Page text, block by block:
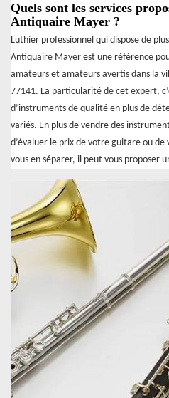
Quels sont les services
Antiquaire Mayer ?
Luthier professionnel qui dispose de
Antiquaire Mayer est une référence
amateurs et amateurs avertis dans la
77141. La particularité de cet expert,
d’instruments de qualité en plus de
variés. En plus de vendre des
d’évaluer le prix de votre guitare ou de
vous en séparer, il peut vous proposer